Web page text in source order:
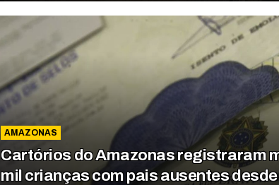
AMAZONAS
Cartórios do Amazonas registraram
mil crianças com pais ausentes desde